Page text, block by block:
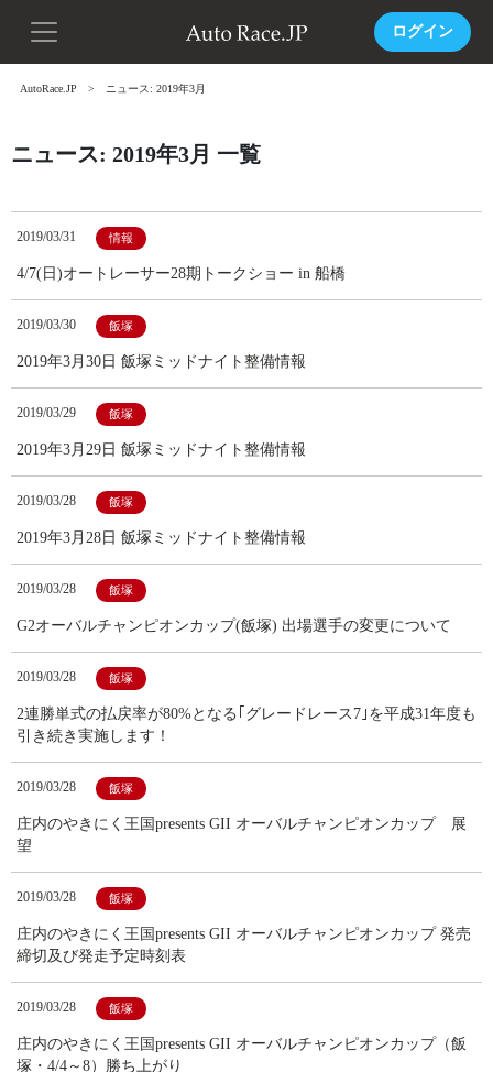
ログイン
AutoRace.JP ニュース: 2019年3月
ニュース: 2019年3月 一覧
2019/03/31 情報
4/7(日)オートレーサー28期トークショー in 船橋
2019/03/30 飯塚
2019年3月30日 飯塚ミッドナイト整備情報
2019/03/29 飯塚
2019年3月29日 飯塚ミッドナイト整備情報
2019/03/28 飯塚
2019年3月28日 飯塚ミッドナイト整備情報
2019/03/28 飯塚
G2オーバルチャンピオンカップ(飯塚) 出場選手の変更について
2019/03/28 飯塚
2連勝単式の払戻率が80%となる｢グレードレース7｣を平成31年度も
引き続き実施します！
2019/03/28 飯塚
庄内のやきにく王国presents GII オーバルチャンピオンカップ 展
望
2019/03/28 飯塚
庄内のやきにく王国presents GII オーバルチャンピオンカップ 発売
締切及び発走予定時刻表
2019/03/28 飯塚
庄内のやきにく王国presents GII オーバルチャンピオンカップ（飯
塚・4/4～8）勝ち上がり